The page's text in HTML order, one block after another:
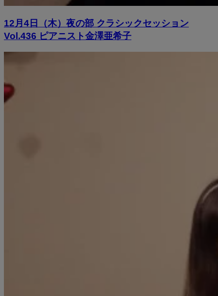
12月4日（木）夜の部 クラシックセッション
Vol.436 ピアニスト金澤亜希子